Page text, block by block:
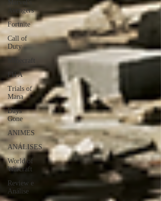
Marvel's
Avengers
Fortnite
Call of
Duty
Minecraft
FIFA
Trials of
Mana
Days
Gone
ANIMES
ANÁLISES
World of
Warcraft
Review e
Análise